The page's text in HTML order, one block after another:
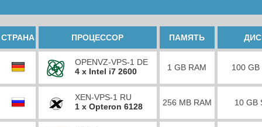
СТРАНА ПРОЦЕССОР ПАМЯТЬ
OPENVZ-VPS-1 DE
4 x Intel i7 2600
1 GB RAM 100 GB
XEN-VPS-1 RU
1 x Opteron 6128
256 MB RAM 10 GB